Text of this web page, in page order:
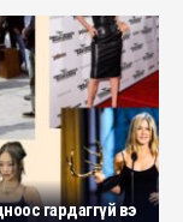
гардаггүй вэ